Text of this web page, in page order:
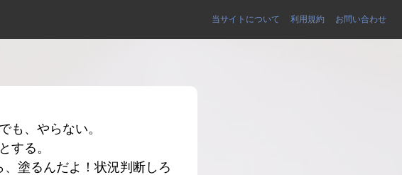
当サイトについて 利用規約 お問い合わせ
も、やらない。
する。
塗るんだよ！状況判断しろ